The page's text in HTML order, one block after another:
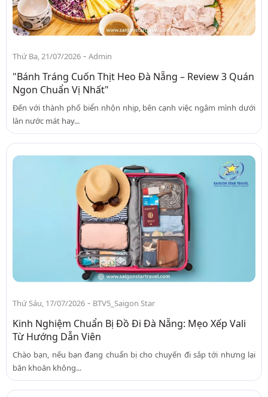
Thứ Ba, 21/07/2026 - Admin
"Bánh Tráng Cuốn Thịt Heo Đà Nẵng – Review 3 Quán
Ngon Chuẩn Vị Nhất"
Đến với thành phố biển nhộn nhịp, bên cạnh việc ngâm mình dưới
làn nước mát hay...
Thứ Sáu, 17/07/2026 - BTV5_Saigon Star
Kinh Nghiệm Chuẩn Bị Đồ Đi Đà Nẵng: Mẹo Xếp Vali
Từ Hướng Dẫn Viên
Chào bạn, nếu bạn đang chuẩn bị cho chuyến đi sắp tới nhưng lại
băn khoăn không...